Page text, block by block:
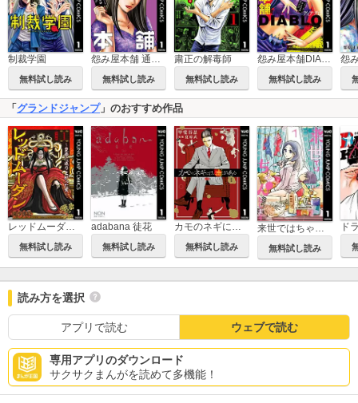
制裁学園
無料試し読み 無料試し読み
粛正の解毒師
無料試し読み 無料試し読み
「グランドジャンプ」のおすすめ作品
無料試し読み
adabana 徒花
無料試し読み 無料試し読み 無料試し読み
ド
読み方を選択
アプリで読む ウェブで読む
専用アプリのダウンロード
サクサクまんがを読めて多機能！